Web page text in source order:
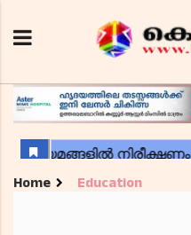
Home Education